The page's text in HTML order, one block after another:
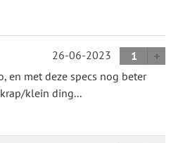
26-06-2023
1
en met deze specs nog beter
klein ding...